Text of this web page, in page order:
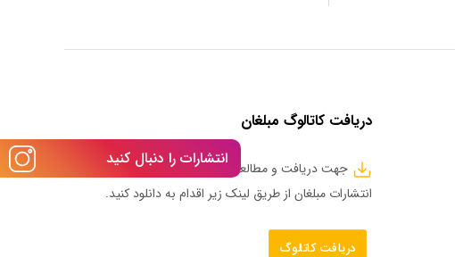
دریافت کاتالوگ مبلغان
جهت دریافت و مطالعه کاتالوگ جدید محصولات
انتشارات مبلغان از طریق لینک زیر اقدام به دانلود کنید.
دریافت کاتالوگ
انتشارات را دنبال کنید